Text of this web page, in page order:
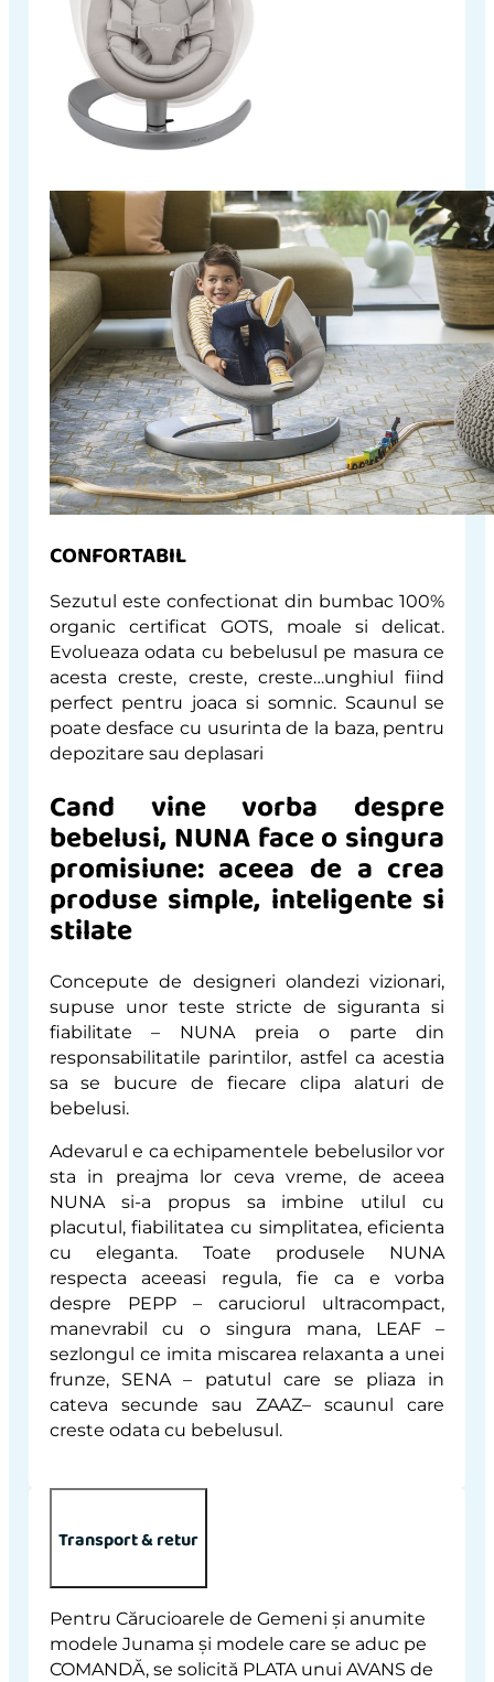
CONFORTABIL
Sezutul este confectionat din bumbac 100%
organic certificat GOTS, moale si delicat.
Evolueaza odata cu bebelusul pe masura ce
acesta creste, creste, creste…unghiul fiind
perfect pentru joaca si somnic. Scaunul se
poate desface cu usurinta de la baza, pentru
depozitare sau deplasari
Cand vine vorba despre
bebelusi, NUNA face o singura
promisiune: aceea de a crea
produse simple, inteligente si
stilate
Concepute de designeri olandezi vizionari,
supuse unor teste stricte de siguranta si
fiabilitate – NUNA preia o parte din
responsabilitatile parintilor, astfel ca acestia
sa se bucure de fiecare clipa alaturi de
bebelusi.
Adevarul e ca echipamentele bebelusilor vor
sta in preajma lor ceva vreme, de aceea
NUNA si-a propus sa imbine utilul cu
placutul, fiabilitatea cu simplitatea, eficienta
cu eleganta. Toate produsele NUNA
respecta aceeasi regula, fie ca e vorba
despre PEPP – caruciorul ultracompact,
manevrabil cu o singura mana, LEAF –
sezlongul ce imita miscarea relaxanta a unei
frunze, SENA – patutul care se pliaza in
cateva secunde sau ZAAZ– scaunul care
creste odata cu bebelusul.
Transport & retur
Pentru Cărucioarele de Gemeni și anumite
modele Junama și modele care se aduc pe
COMANDĂ, se solicită PLATA unui AVANS de